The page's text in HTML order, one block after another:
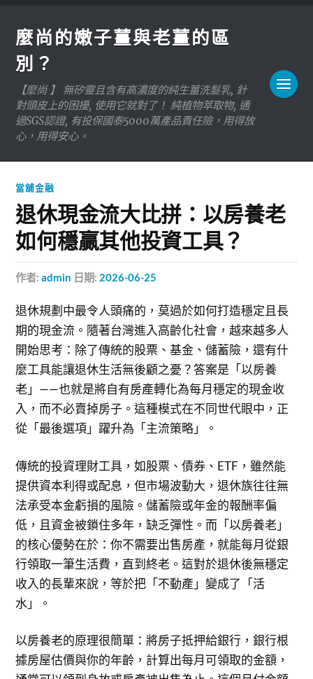
麼尚的嫩子薑與老薑的區
別？
【麼尚 】 無矽靈且含有高濃度的純生薑洗髮乳, 針
對頭皮上的困擾, 使用它就對了！ 純植物萃取物, 通
過SGS認證, 有投保國泰5000萬產品責任險，用得放
心，用得安心。
當舖金融
退休現金流大比拼：以房養老
如何穩贏其他投資工具？
作者:admin 日期: 2026-06-25
退休規劃中最令人頭痛的，莫過於如何打造穩定且長
期的現金流。隨著台灣進入高齡化社會，越來越多人
開始思考：除了傳統的股票、基金、儲蓄險，還有什
麼工具能讓退休生活無後顧之憂？答案是「以房養
老」——也就是將自有房產轉化為每月穩定的現金收
入，而不必賣掉房子。這種模式在不同世代眼中，正
從「最後選項」躍升為「主流策略」。
傳統的投資理財工具，如股票、債券、ETF，雖然能
提供資本利得或配息，但市場波動大，退休族往往無
法承受本金虧損的風險。儲蓄險或年金的報酬率偏
低，且資金被鎖住多年，缺乏彈性。而「以房養老」
的核心優勢在於：你不需要出售房產，就能每月從銀
行領取一筆生活費，直到終老。這對於退休後無穩定
收入的長輩來說，等於把「不動產」變成了「活
水」。
以房養老的原理很簡單：將房子抵押給銀行，銀行根
據房屋估價與你的年齡，計算出每月可領取的金額，